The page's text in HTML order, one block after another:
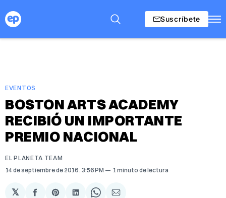
Suscríbete
EVENTOS
BOSTON ARTS ACADEMY
RECIBIÓ UN IMPORTANTE
PREMIO NACIONAL
EL PLANETA TEAM
14 de septiembre de 2016 . 3:56 PM 1 minuto de lectura
𝕏